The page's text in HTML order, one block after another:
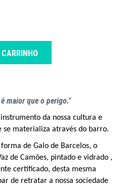
maior que o perigo."
da nossa cultura e
se materializa através do barro.
de Galo de Barcelos, o
de Camões, pintado e vidrado ,
certificado, desta mesma
de retratar a nossa sociedade